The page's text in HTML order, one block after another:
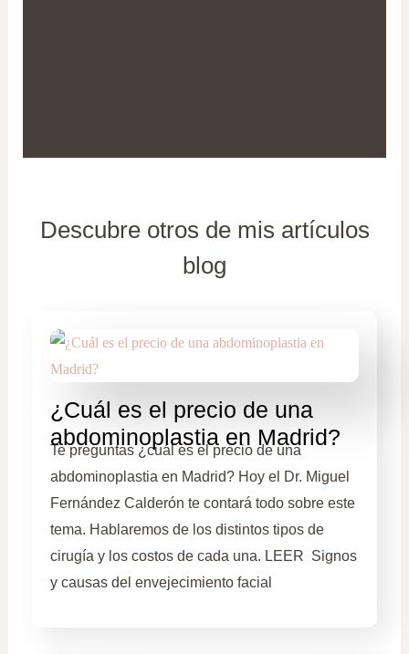
Descubre otros de mis artículos
blog
¿Cuál es el precio de una
abdominoplastia en Madrid?
Te preguntas ¿cuál es el precio de una
abdominoplastia en Madrid? Hoy el Dr. Miguel
Fernández Calderón te contará todo sobre este
tema. Hablaremos de los distintos tipos de
cirugía y los costos de cada una. LEER Signos
y causas del envejecimiento facial